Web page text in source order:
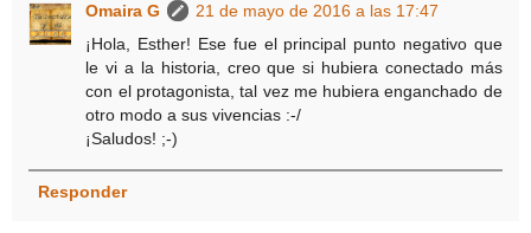
Omaira G
21 de mayo de 2016 a las 17:47
¡Hola, Esther! Ese fue el principal punto negativo que
le vi a la historia, creo que si hubiera conectado más
con el protagonista, tal vez me hubiera enganchado de
otro modo a sus vivencias :-/
¡Saludos! ;-)
Responder